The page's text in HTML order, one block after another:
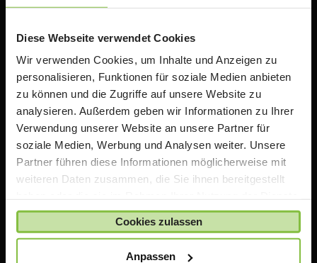
Diese Webseite verwendet Cookies
Wir verwenden Cookies, um Inhalte und Anzeigen zu
personalisieren, Funktionen für soziale Medien anbieten
zu können und die Zugriffe auf unsere Website zu
analysieren. Außerdem geben wir Informationen zu Ihrer
Verwendung unserer Website an unsere Partner für
soziale Medien, Werbung und Analysen weiter. Unsere
Partner führen diese Informationen möglicherweise mit
weiteren Daten zusammen, die Sie ihnen bereitgestellt
gesammelt haben.
Cookies zulassen
Anpassen
Rabatten auf Apple Produkte. Wir bieten zusätzlich
das Thema iPad in der Schule an.
Wichtiger Hinweis
Die auf TeacherStore.de gezeigten Preise beinhalten
bereits spezielle Rabatte für Lehrer und Schulen .
Für den Einkauf im TeacherStore.de benötigen Sie einen
aktuellen Nachweis über Ihre Lehrtätigkeit an einer
anerkannten Bildungseinrichtung.
Zahlung bei uns eingegangen ist und uns Ihr Nachweis
über Ihre Lehrtätigkeit vorliegt.